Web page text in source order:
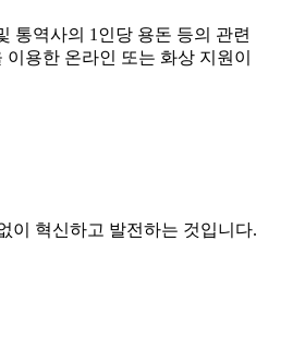
통역사의 1인당 용돈 등의 관련
용한 온라인 또는 화상 지원이
이 혁신하고 발전하는 것입니다.